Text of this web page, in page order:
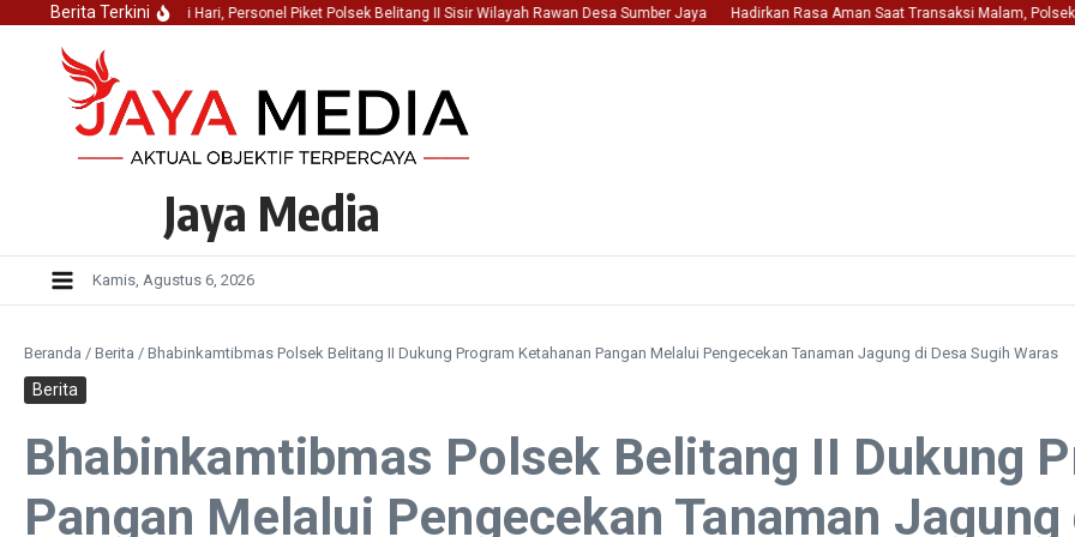
Lewati ke konten
Berita Terkini
Jaga Kondusifitas Dini Hari, Personel Piket Polsek Belitang II Sisir Wilayah Rawan Desa Sumber Jaya Hadirkan Rasa Aman Saat Transaksi Malam, Polsek
Jaya Media
Kamis, Agustus 6, 2026
Beranda / Berita / Bhabinkamtibmas Polsek Belitang II Dukung Program Ketahanan Pangan Melalui Pengecekan Tanaman Jagung di Desa Sugih Waras
Berita
Bhabinkamtibmas Polsek Belitang II Dukung
Pangan Melalui Pengecekan Tanaman